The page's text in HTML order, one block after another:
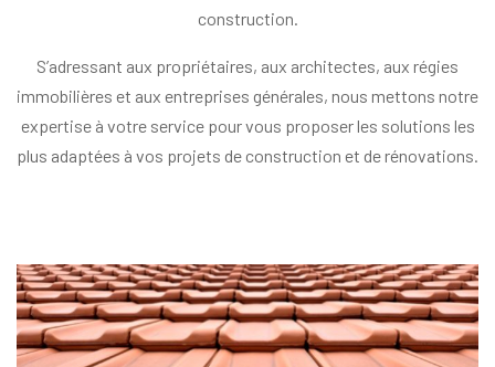
construction.
S’adressant aux propriétaires, aux architectes, aux régies
immobilières et aux entreprises générales, nous mettons notre
expertise à votre service pour vous proposer les solutions les
plus adaptées à vos projets de construction et de rénovations.